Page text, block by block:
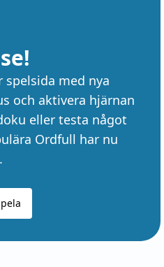
med nya
och aktivera hjärnan
eller testa något
Ordfull har nu